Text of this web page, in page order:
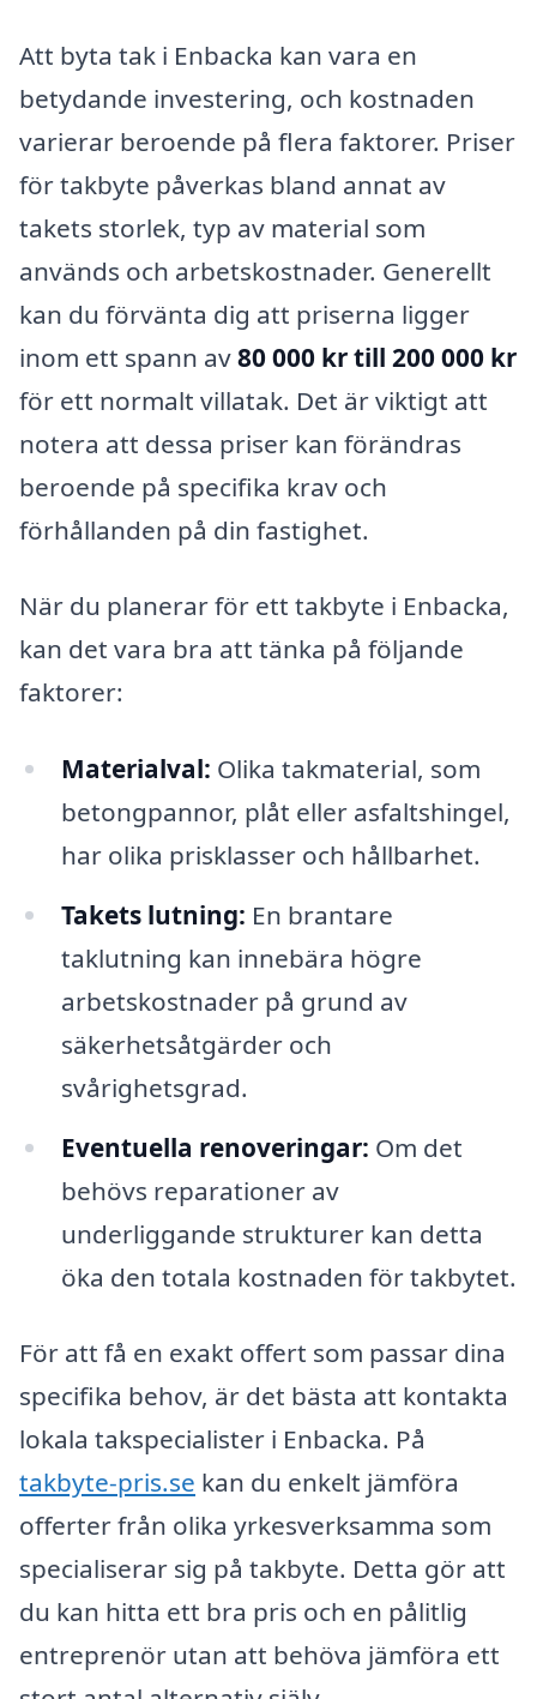
Att byta tak i Enbacka kan vara en
betydande investering, och kostnaden
varierar beroende på flera faktorer. Priser
för takbyte påverkas bland annat av
takets storlek, typ av material som
används och arbetskostnader. Generellt
kan du förvänta dig att priserna ligger
inom ett spann av80 000 kr till 200 000 kr
för ett normalt villatak. Det är viktigt att
notera att dessa priser kan förändras
beroende på specifika krav och
förhållanden på din fastighet.
När du planerar för ett takbyte i Enbacka,
kan det vara bra att tänka på följande
faktorer:
Materialval: Olika takmaterial, som
betongpannor, plåt eller asfaltshingel,
har olika prisklasser och hållbarhet.
Takets lutning: En brantare
taklutning kan innebära högre
arbetskostnader på grund av
säkerhetsåtgärder och
svårighetsgrad.
Eventuella renoveringar: Om det
behövs reparationer av
underliggande strukturer kan detta
öka den totala kostnaden för takbytet.
För att få en exakt offert som passar dina
specifika behov, är det bästa att kontakta
lokala takspecialister i Enbacka. På
takbyte-pris.se kan du enkelt jämföra
offerter från olika yrkesverksamma som
specialiserar sig på takbyte. Detta gör att
du kan hitta ett bra pris och en pålitlig
entreprenör utan att behöva jämföra ett